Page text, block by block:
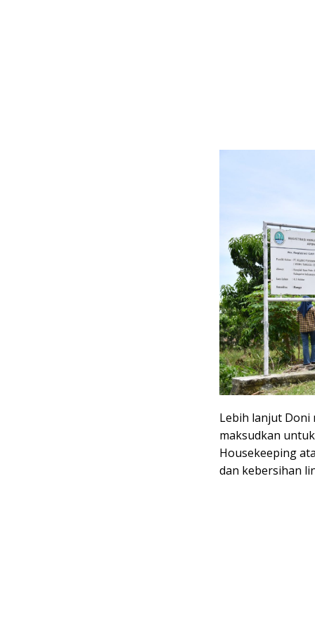
Lebih lanjut Doni
maksudkan
Housekeeping
dan kebersihan